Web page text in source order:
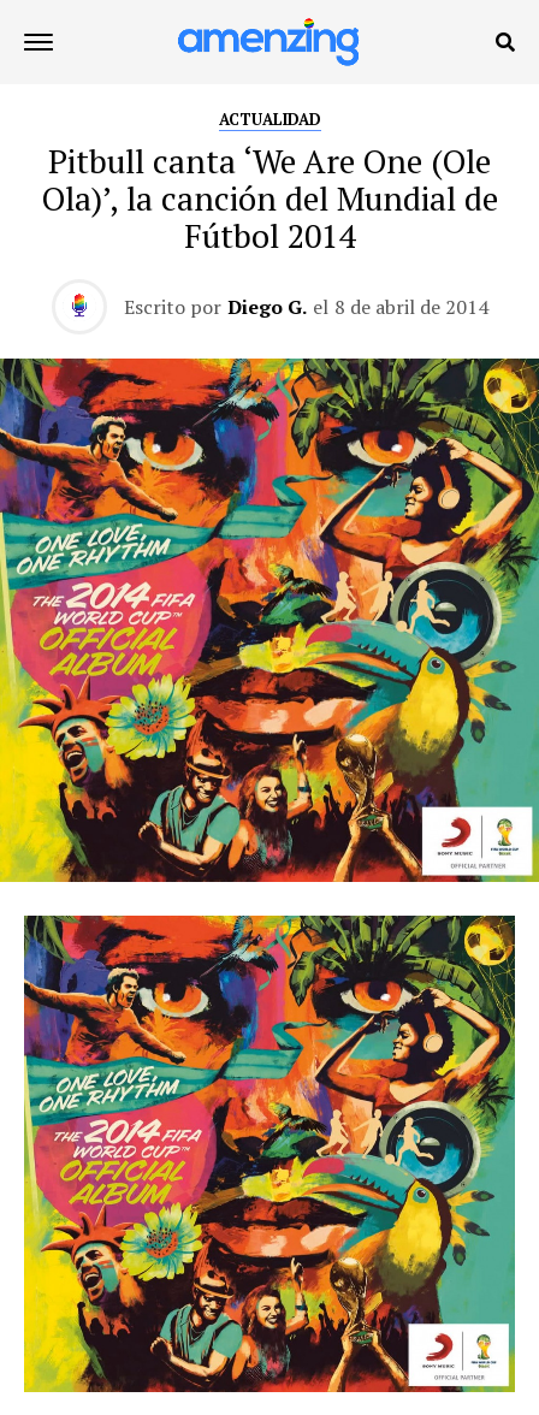
ACTUALIDAD
Pitbull canta ‘We Are One (Ole
Ola)’, la canción del Mundial de
Fútbol 2014
Escrito por Diego G. el 8 de abril de 2014